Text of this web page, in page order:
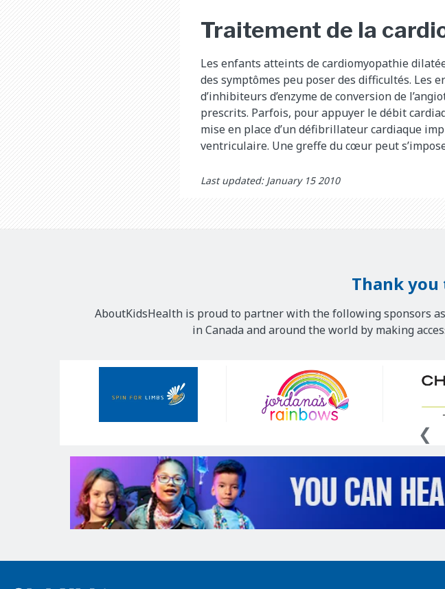
Traitement de la
Les enfants atteints de cardiomyopathie
des symptômes peu poser des difficultés. Les
d’inhibiteurs d’enzyme de conversion de
prescrits. Parfois, pour appuyer le débit
mise en place d’un défibrillateur cardiaque
ventriculaire. Une greffe du cœur peut
Last updated: January 15 2010
Thank you
AboutKidsHealth is proud to partner with the following sponsors
in Canada and around the world by making